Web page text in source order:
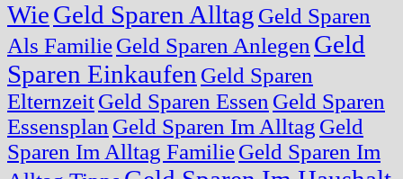
WieGeld Sparen Alltag Geld Sparen
Als FamilieGeld Sparen Anlegen Geld
Sparen Einkaufen Geld Sparen
ElternzeitGeld Sparen Essen Geld Sparen
Essensplan Geld Sparen Im Alltag Geld
Sparen Im Alltag FamilieGeld Sparen Im